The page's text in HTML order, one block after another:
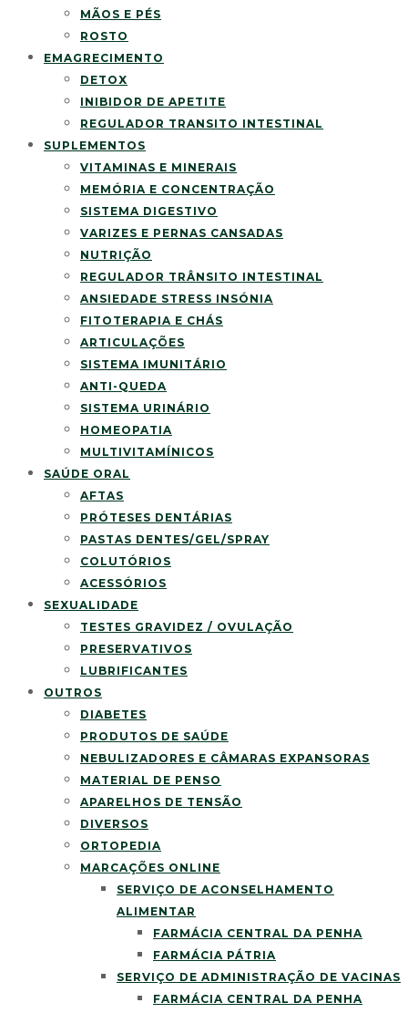
MÃOS E PÉS
ROSTO
EMAGRECIMENTO
DETOX
INIBIDOR DE APETITE
REGULADOR TRANSITO INTESTINAL
SUPLEMENTOS
VITAMINAS E MINERAIS
MEMÓRIA E CONCENTRAÇÃO
SISTEMA DIGESTIVO
VARIZES E PERNAS CANSADAS
NUTRIÇÃO
REGULADOR TRÂNSITO INTESTINAL
ANSIEDADE STRESS INSÓNIA
FITOTERAPIA E CHÁS
ARTICULAÇÕES
SISTEMA IMUNITÁRIO
ANTI-QUEDA
SISTEMA URINÁRIO
HOMEOPATIA
MULTIVITAMÍNICOS
SAÚDE ORAL
AFTAS
PRÓTESES DENTÁRIAS
PASTAS DENTES/GEL/SPRAY
COLUTÓRIOS
ACESSÓRIOS
SEXUALIDADE
TESTES GRAVIDEZ / OVULAÇÃO
PRESERVATIVOS
LUBRIFICANTES
OUTROS
DIABETES
PRODUTOS DE SAÚDE
NEBULIZADORES E CÂMARAS EXPANSORAS
MATERIAL DE PENSO
APARELHOS DE TENSÃO
DIVERSOS
ORTOPEDIA
MARCAÇÕES ONLINE
SERVIÇO DE ACONSELHAMENTO
ALIMENTAR
FARMÁCIA CENTRAL DA PENHA
FARMÁCIA PÁTRIA
SERVIÇO DE ADMINISTRAÇÃO DE VACINAS
FARMÁCIA CENTRAL DA PENHA